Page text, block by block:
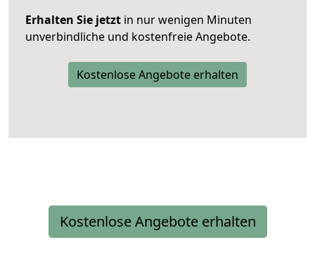
Erhalten Sie jetzt in nur wenigen Minuten
unverbindliche und kostenfreie Angebote.
Kostenlose Angebote erhalten
Kostenlose Angebote erhalten